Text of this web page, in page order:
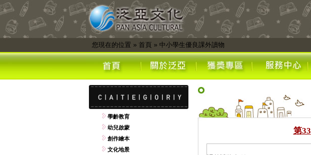
您現在的位置 » 首頁» 中小學生優良課外讀物
學齡教育
幼兒啟蒙
創作繪本
文化地景
第33